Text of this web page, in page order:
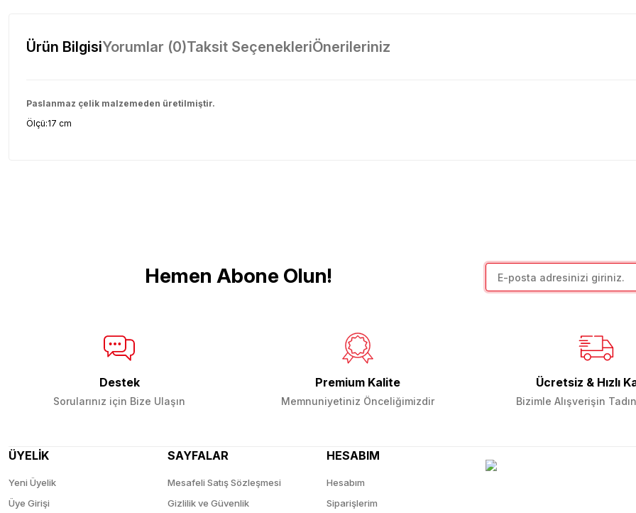
Ürün BilgisiYorumlar (0)Taksit SeçenekleriÖnerileriniz
Paslanmaz çelik malzemeden üretilmiştir.
Ölçü:17 cm
Ürün fiyatı diğer sitelerden daha pahalı.Hemen Abone Olun!
Destek
Sorularınız için Bize Ulaşın
Premium Kalite
Memnuniyetiniz Önceliğimizdir
Ücretsiz & Hızlı
Bizimle Alışverişin
ÜYELİK
Yeni Üyelik
Üye Girişi
SAYFALAR
Mesafeli Satış Sözleşmesi
Gizlilik ve Güvenlik
HESABIM
Hesabım
Siparişlerim